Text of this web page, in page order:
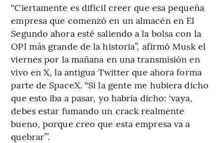
“Ciertamente es difícil creer que esa pequeña
empresa que comenzó en un almacén en El
Segundo ahora esté saliendo a la bolsa con la
OPI más grande de la historia”, afirmó Musk el
viernes por la mañana en una transmisión en
vivo en X, la antigua Twitter que ahora forma
parte de SpaceX. “Si la gente me hubiera dicho
que esto iba a pasar, yo habría dicho: ‘vaya,
debes estar fumando un crack realmente
bueno, porque creo que esta empresa va a
quebrar’”.